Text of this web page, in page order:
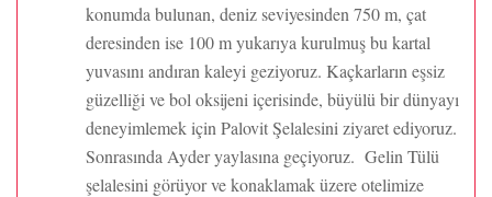
konumda bulunan, deniz seviyesinden 750 m, çat
deresinden ise 100 m yukarıya kurulmuş bu kartal
yuvasını andıran kaleyi geziyoruz. Kaçkarların eşsiz
güzelliği ve bol oksijeni içerisinde, büyülü bir dünyayı
deneyimlemek için Palovit Şelalesini ziyaret ediyoruz.
Sonrasında Ayder yaylasına geçiyoruz. Gelin Tülü
şelalesini görüyor ve konaklamak üzere otelimize